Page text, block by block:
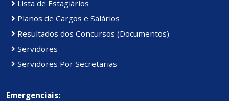
Lista de Estagiários
Planos de Cargos e Salários
Resultados dos Concursos (Documentos)
Servidores
Servidores Por Secretarias
Emergenciais: